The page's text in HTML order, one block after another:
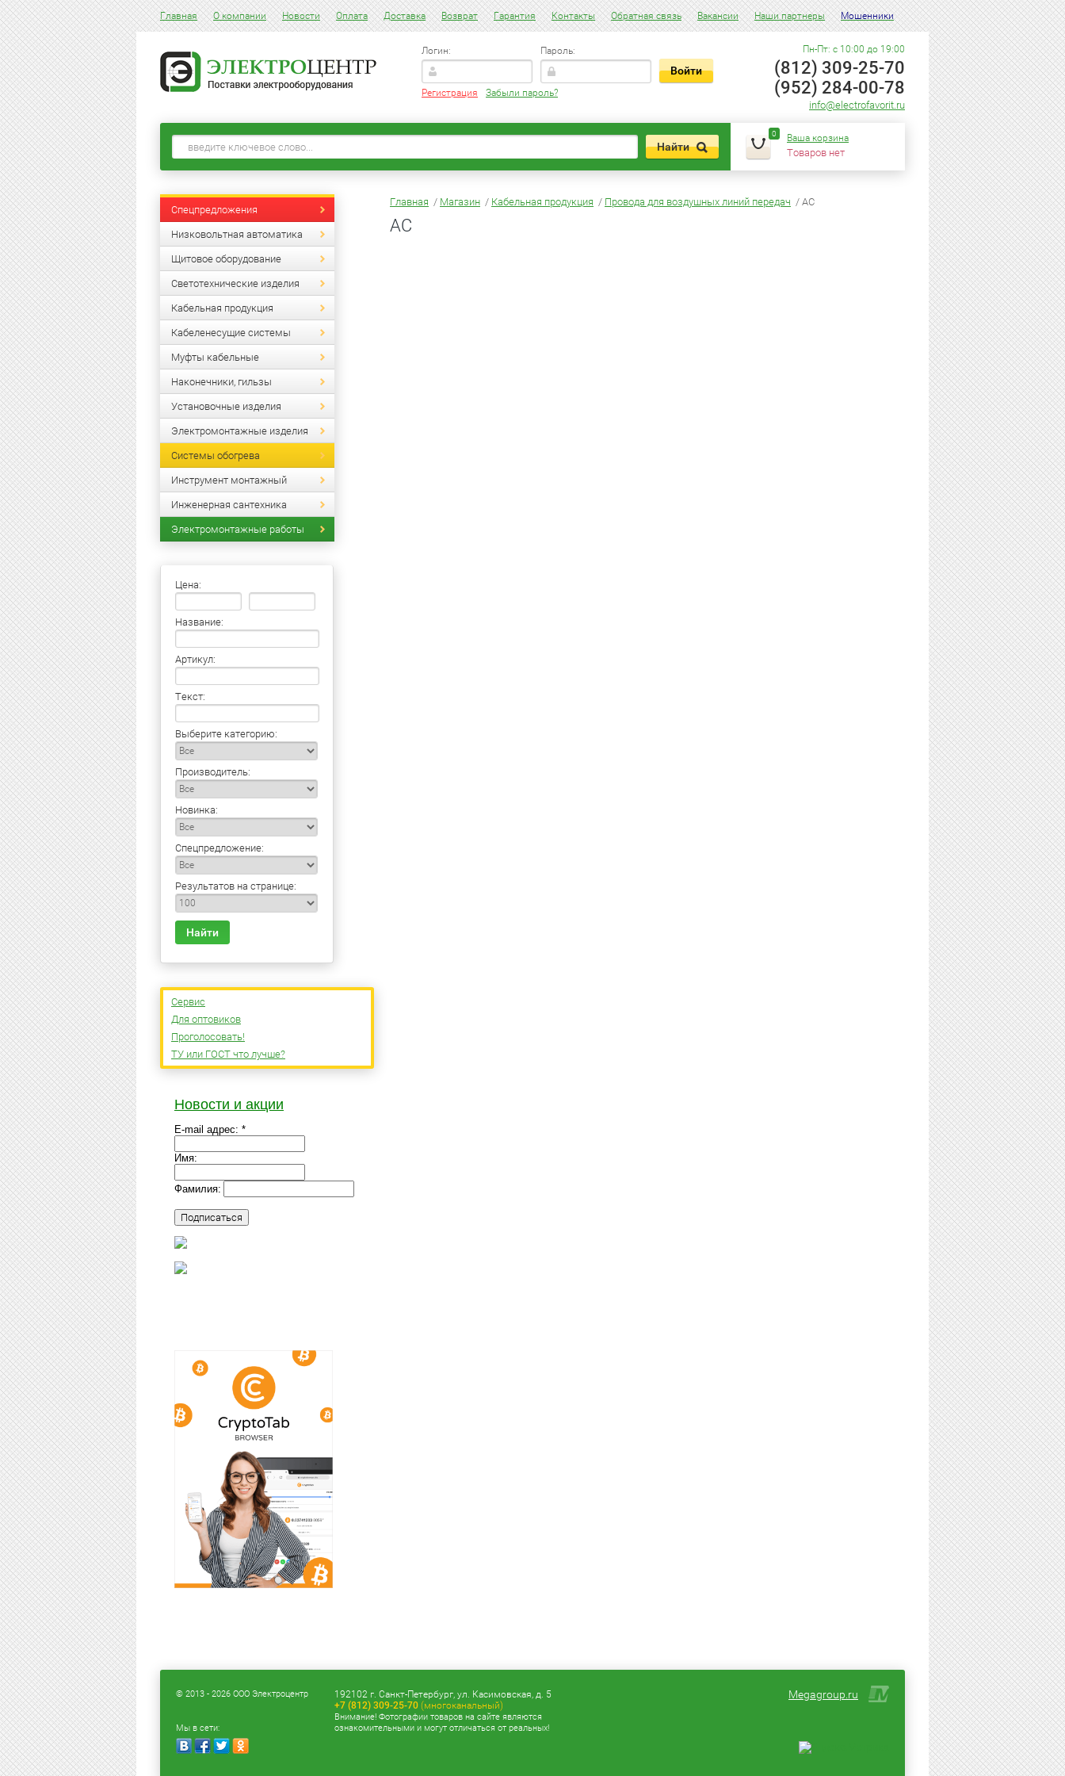
Главная О компании Новости Оплата Доставка Возврат Гарантия Контакты Обратная связь Вакансии Наши партнеры Мошенники
Логин: Пароль:
Регистрация Забыли пароль?
Пн-Пт: с 10:00 до 19:00
(812) 309-25-70
(952) 284-00-78
info@electrofavorit.ru
0 Ваша корзина
Товаров нет
Спецпредложения
Низковольтная автоматика
Щитовое оборудование
Светотехнические изделия
Кабельная продукция
Кабеленесущие системы
Муфты кабельные
Наконечники, гильзы
Установочные изделия
Электромонтажные изделия
Системы обогрева
Инструмент монтажный
Инженерная сантехника
Электромонтажные работы
Цена:
Название:
Артикул:
Текст:
Выберите категорию:
Производитель:
Новинка:
Спецпредложение:
Результатов на странице:
Найти
Сервис
Для оптовиков
Проголосовать!
ТУ или ГОСТ что лучше?
Новости и акции
E-mail адрес: *
Имя:
Фамилия:
Главная / Магазин / Кабельная продукция / Провода для воздушных линий передач / АС
АС
© 2013 - 2026 ООО Электроцентр
Мы в сети:
Megagroup.ru
192102 г. Санкт-Петербург, ул. Касимовская, д. 5
+7 (812) 309-25-70 (многоканальный)
Внимание! Фотографии товаров на сайте являются
ознакомительными и могут отличаться от реальных!